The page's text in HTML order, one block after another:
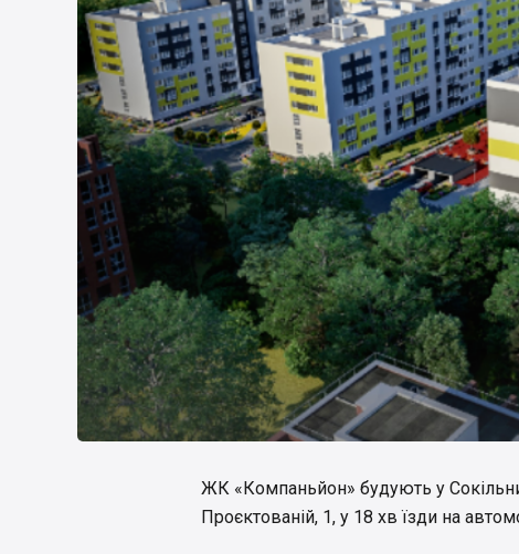
ЖК «Компаньйон» будують у
Проєктованій, 1, у 18 хв їзди на